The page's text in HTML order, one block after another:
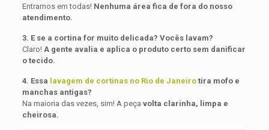
Entramos em todas! Nenhuma área fica de fora do nosso
atendimento.
3. E se a cortina for muito delicada? Vocês lavam?
Claro! A gente avalia e aplica o produto certo sem danificar
o tecido.
4. Essa lavagem de cortinas no Rio de Janeirotira mofo e
manchas antigas?
Na maioria das vezes, sim! A peça volta clarinha, limpa e
cheirosa.